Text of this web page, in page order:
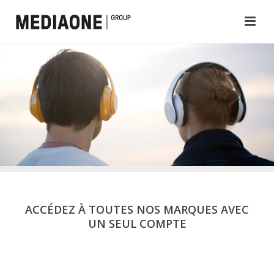
ACCÉDEZ À TOUTES NOS MARQUES AVEC
UN SEUL COMPTE